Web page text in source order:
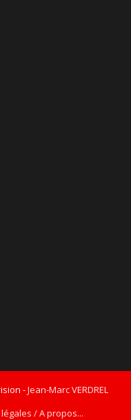
-Jean-Marc VERDREL
/ A propos...